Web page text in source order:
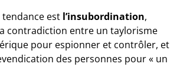
est l’insubordination,
contradiction entre un taylorisme
pour espionner et contrôler, et
des personnes pour « un